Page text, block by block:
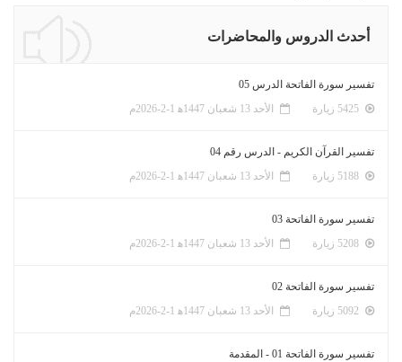
أحدث الدروس والمحاضرات
تفسير سورة الفاتحة الدرس 05
الأحد 13 شعبان 1447ﻫ 1-2-2026م
تفسير القرآن الكريم - الدرس رقم 04
الأحد 13 شعبان 1447ﻫ 1-2-2026م
تفسير سورة الفاتحة 03
الأحد 13 شعبان 1447ﻫ 1-2-2026م
تفسير سورة الفاتحة 02
الأحد 13 شعبان 1447ﻫ 1-2-2026م
تفسير سورة الفاتحة 01 - المقدمة